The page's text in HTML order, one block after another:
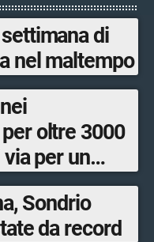
di
nel maltempo
oltre 3000
per un
Sondrio
da record